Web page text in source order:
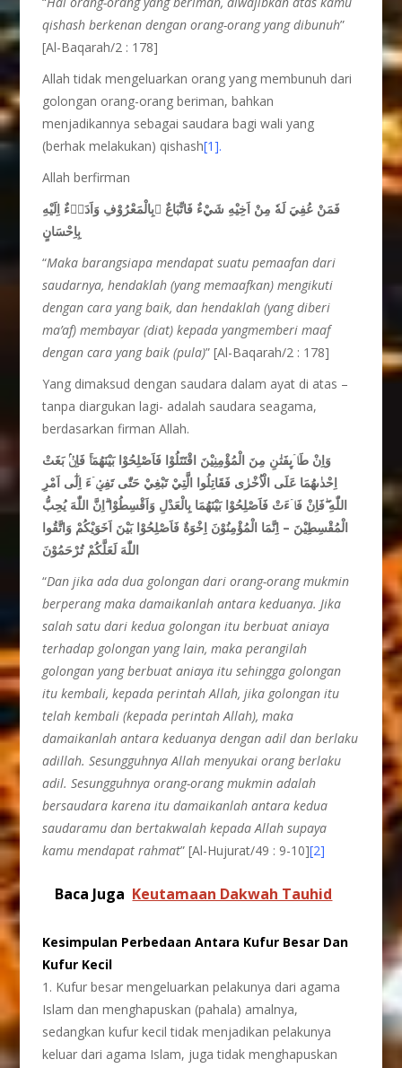
qishash berkenan dengan orang-orang yang dibunuh”
[Al-Baqarah/2 : 178]
Allah tidak mengeluarkan orang yang membunuh dari
golongan orang-orang beriman, bahkan
menjadikannya sebagai saudara bagi wali yang
(berhak melakukan) qishash[1].
Allah berfirman
فَمَنْ عُفِيَ لَهٗ مِنْ اَخِيْهِ شَيْءٌ فَاتِّبَاعٌ ۢبِالْمَعْرُوْفِ وَاَدَاۤءٌ اِلَيْهِ
بِاِحْسَانٍ
“Maka barangsiapa mendapat suatu pemaafan dari
saudarnya, hendaklah (yang memaafkan) mengikuti
dengan cara yang baik, dan hendaklah (yang diberi
ma’af) membayar (diat) kepada yangmemberi maaf
dengan cara yang baik (pula)” [Al-Baqarah/2 : 178]
Yang dimaksud dengan saudara dalam ayat di atas –
tanpa diargukan lagi- adalah saudara seagama,
berdasarkan firman Allah.
وَاِنْ طَاۤىِٕفَتٰنِ مِنَ الْمُؤْمِنِيْنَ اقْتَتَلُوْا فَاَصْلِحُوْا بَيْنَهُمَاۚ فَاِنْۢ بَغَتْ
اِحْدٰىهُمَا عَلَى الْاُخْرٰى فَقَاتِلُوا الَّتِيْ تَبْغِيْ حَتّٰى تَفِيْۤءَ اِلٰٓى اَمْرِ
اللّٰهِ ۖفَاِنْ فَاۤءَتْ فَاَصْلِحُوْا بَيْنَهُمَا بِالْعَدْلِ وَاَقْسِطُوْا ۗاِنَّ اللّٰهَ يُحِبُّ
الْمُقْسِطِيْنَ – اِنَّمَا الْمُؤْمِنُوْنَ اِخْوَةٌ فَاَصْلِحُوْا بَيْنَ اَخَوَيْكُمْ وَاتَّقُوا
اللّٰهَ لَعَلَّكُمْ تُرْحَمُوْنَ
“Dan jika ada dua golongan dari orang-orang mukmin
berperang maka damaikanlah antara keduanya. Jika
salah satu dari kedua golongan itu berbuat aniaya
terhadap golongan yang lain, maka perangilah
golongan yang berbuat aniaya itu sehingga golongan
itu kembali, kepada perintah Allah, jika golongan itu
telah kembali (kepada perintah Allah), maka
damaikanlah antara keduanya dengan adil dan berlaku
adillah. Sesungguhnya Allah menyukai orang berlaku
adil. Sesungguhnya orang-orang mukmin adalah
bersaudara karena itu damaikanlah antara kedua
saudaramu dan bertakwalah kepada Allah supaya
kamu mendapat rahmat” [Al-Hujurat/49 : 9-10][2]
Baca Juga Keutamaan Dakwah Tauhid
Kesimpulan Perbedaan Antara Kufur Besar Dan
Kufur Kecil
1. Kufur besar mengeluarkan pelakunya dari agama
Islam dan menghapuskan (pahala) amalnya,
sedangkan kufur kecil tidak menjadikan pelakunya
keluar dari agama Islam, juga tidak menghapuskan